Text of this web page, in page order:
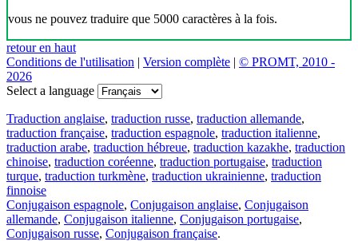
vous ne pouvez traduire que 5000 caractères à la fois.
retour en haut
Conditions de l'utilisation | Version complète | © PROMT, 2010 -
2026
Select a language
Traduction anglaise, traduction russe, traduction allemande,
traduction française, traduction espagnole, traduction italienne,
traduction arabe, traduction hébreue, traduction kazakhe, traduction
chinoise, traduction coréenne, traduction portugaise, traduction
turque, traduction turkmène, traduction ukrainienne, traduction
finnoise
Conjugaison espagnole, Conjugaison anglaise, Conjugaison
allemande, Conjugaison italienne, Conjugaison portugaise,
Conjugaison russe, Conjugaison française.